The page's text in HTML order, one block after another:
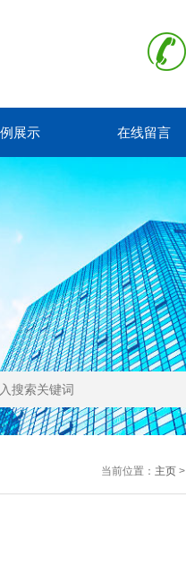
展示 在线留言
当前位置： 主页>